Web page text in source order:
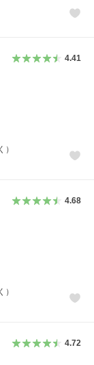
4.41
4.68
4.72